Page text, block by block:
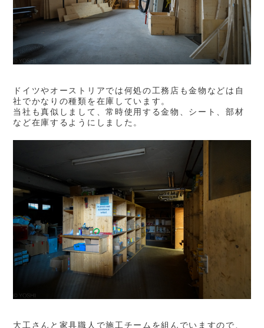
ドイツやオーストリアでは何処の工務店も金物などは自
社でかなりの種類を在庫しています。
当社も真似しまして、常時使用する金物、シート、部材
など在庫するようにしました。
大工さんと家具職人で施工チームを組んでいますので、